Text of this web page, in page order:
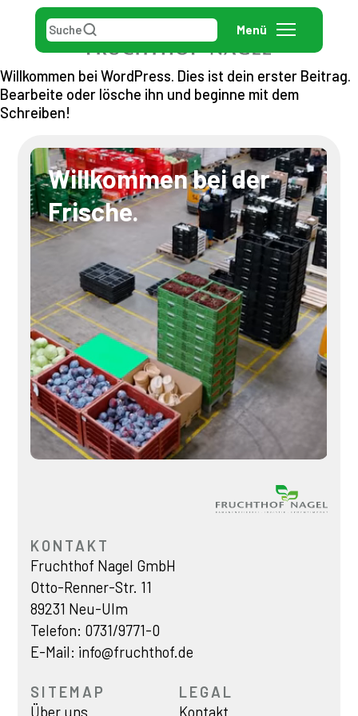
Suche Menü
Willkommen bei WordPress. Dies ist dein erster Beitrag.
Bearbeite oder lösche ihn und beginne mit dem
Schreiben!
Willkommen bei der
Frische.
KONTAKT
Fruchthof Nagel GmbH
Otto-Renner-Str. 11
89231 Neu-Ulm
Telefon: 0731/9771-0
E-Mail: info@fruchthof.de
SITEMAP
Über uns
LEGAL
Kontakt